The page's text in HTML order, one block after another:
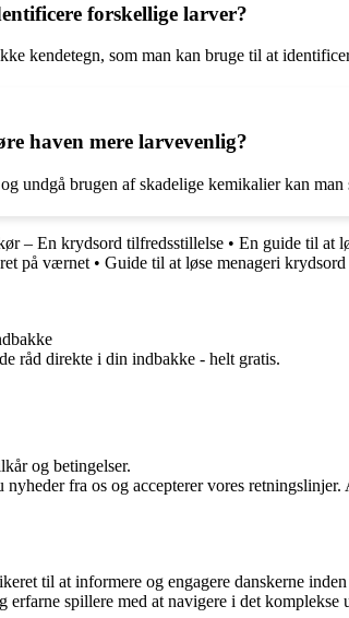
forskellige larver?
kendetegn, som man kan bruge til at
haven mere larvevenlig?
undgå brugen af skadelige kemikalier kan
– En krydsord tilfredsstillelse • En guide til at
på værnet • Guide til at løse menageri krydsord
råd direkte i din indbakke - helt gratis.
og betingelser.
nyheder fra os og accepterer vores
til at informere og engagere danskerne
erfarne spillere med at navigere i det komplekse